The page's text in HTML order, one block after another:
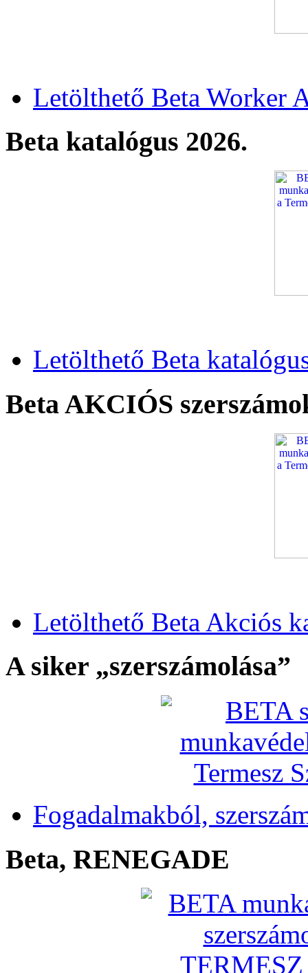
Letölthető Beta Worker
Beta katalógus 2026.
Letölthető Beta
Beta AKCIÓS
Letölthető Beta Akciós
A siker „szerszámolása”
Fogadalmakból,
Beta, RENEGADE